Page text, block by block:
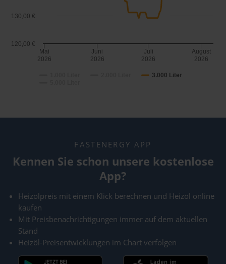
3.000 Liter
Mai
2026
Juni
2026
Juli
2026
August
2026
120,00 €
130,00 €
FASTENERGY APP
Kennen Sie schon unsere kostenlose
App?
Heizölpreis mit einem Klick berechnen und Heizöl online
kaufen
Mit Preisbenachrichtigungen immer auf dem aktuellen
Stand
Heizöl-Preisentwicklungen im Chart verfolgen